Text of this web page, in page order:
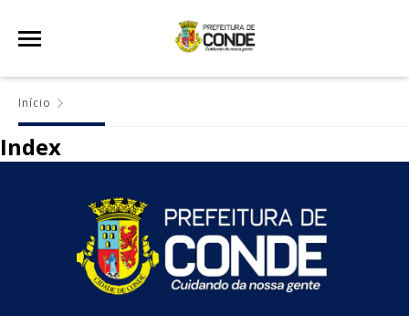
Início
Index